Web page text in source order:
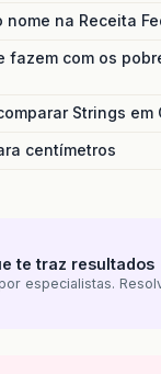
nome na Receita
fazem com os
Strings em
centímetros
te traz resultados
especialistas.